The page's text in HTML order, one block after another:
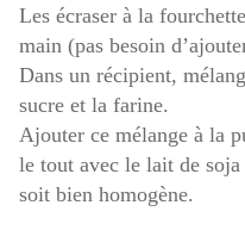
Les écraser à la
main (pas besoin
Dans un récipient,
sucre et la farine.
Ajouter ce mélange à la
le tout avec le lait de soja
soit bien homogène.